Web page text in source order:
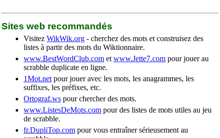
Sites web recommandés
Visitez WikWik.org - cherchez des mots et construisez des
listes à partir des mots du Wiktionnaire.
www.BestWordClub.com et www.Jette7.com pour jouer au
scrabble duplicate en ligne.
1Mot.net pour jouer avec les mots, les anagrammes, les
suffixes, les préfixes, etc.
Ortograf.ws pour chercher des mots.
www.ListesDeMots.com pour des listes de mots utiles au jeu
de scrabble.
fr.DupliTop.com pour vous entraîner sérieusement au